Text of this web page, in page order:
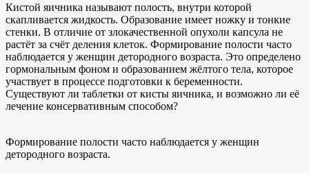
Кистой яичника называют полость, внутри которой
скапливается жидкость. Образование имеет ножку и тонкие
стенки. В отличие от злокачественной опухоли капсула не
растёт за счёт деления клеток. Формирование полости часто
наблюдается у женщин детородного возраста. Это определено
гормональным фоном и образованием жёлтого тела, которое
участвует в процессе подготовки к беременности.
Существуют ли таблетки от кисты яичника, и возможно ли её
лечение консервативным способом?
Формирование полости часто наблюдается у женщин
детородного возраста.